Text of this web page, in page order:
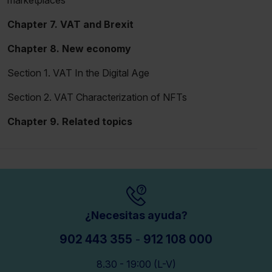
Chapter 7. VAT and Brexit
Chapter 8. New economy
Section 1. VAT In the Digital Age
Section 2. VAT Characterization of NFTs
Chapter 9. Related topics
¿Necesitas ayuda?
902 443 355 - 912 108 000
8.30 - 19:00 (L-V)